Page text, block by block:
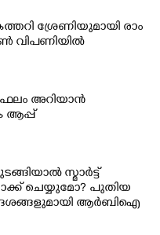
​ശ്രേ​ണി​യു​മാ​യി​ ​രാം​
വിപണിയിൽ
ഫലം അറിയാൻ
ആപ്പ്
സ്മാർട്ട്
ചെയ്യുമോ? പുതിയ
ആർബിഐ